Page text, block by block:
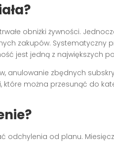
obniżki żywności.
zakupów. Systematyczny
jest jedną z największych
anulowanie zbędnych
które można przesunąć do
odchylenia od planu.